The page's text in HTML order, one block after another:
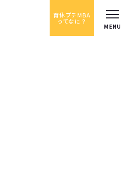
育休プチMBA
ってなに？